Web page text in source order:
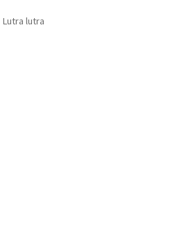
Lutra lutra